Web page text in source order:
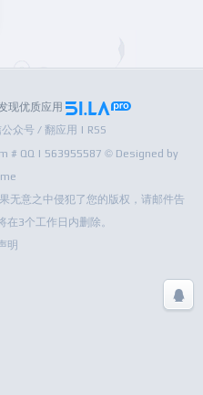
现优质应用
众号 / 翻应用 | RSS
# QQ | 563955587 © Designed by
无意之中侵犯了您的版权，请邮件告
3个工作日内删除。
明